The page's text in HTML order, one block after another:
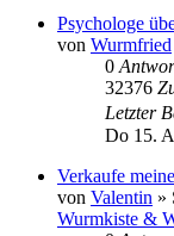
Psychologe
von Wurmfried
0
32376
Letzter
Do 15.
Verkaufe
von Valentin »
Wurmkiste &